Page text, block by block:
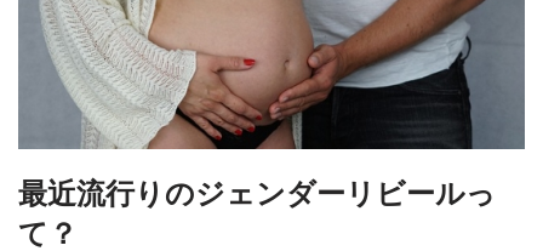
最近流行りのジェンダーリビールっ
て？